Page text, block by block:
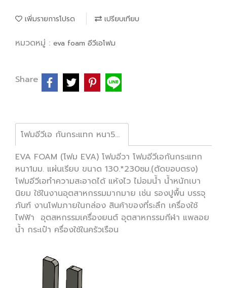
เพิ่มรายการโปรด เปรียบเทียบ
หมวดหมู่ : eva foam อีวีเอโฟม
Share
โฟมอีวีเอ กันกระแทก หนา5มม.
EVA FOAM (โฟม EVA) โฟมอีวา โฟมอีวีเอกันกระแทก
หนา1มม. แผ่นเรียบ ขนาด 130.*230ซม.(ตัดขอบตรง)
โฟมอีวีเอทำความสะอาดได้ แห้งไว ไม่อมน้ำ น้ำหนักเบา
นิยม ใช้ในงานอุตสาหกรรมมากมาย เช่น รองปูพื้น บรรจุ
ภันฑ์ งานโฟมภายในกล่อง สินค้าของที่ระลึก เครื่องใช้
ไฟฟ้า อุตสหกรรมเครื่องยนต์ อุตสาหกรรมกีฬา แพลอย
น้ำ กระเป๋า ครื่องใช้ในครัวเรือน